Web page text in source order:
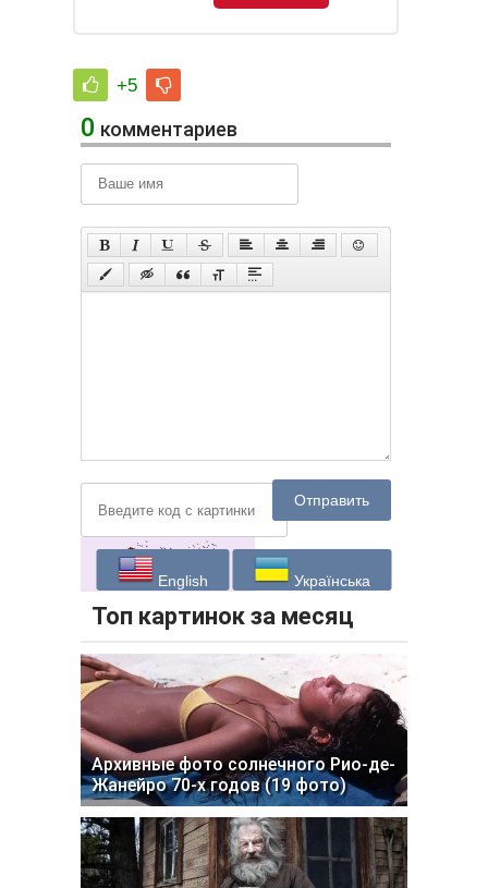
+5
0 комментариев
Отправить
English Українська
Топ картинок за месяц
Архивные фото солнечного Рио-де-
Жанейро 70-х годов (19 фото)